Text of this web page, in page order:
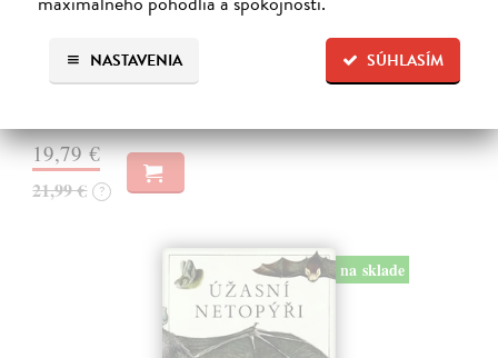
SÚHLASÍM
NASTAVENIA
Bizarní hmyz vás zavede do světa, který je stejně podivuhodný jako
krásný – a často i znepokojivě cizí. Objevte tvory fantastických tvarů,
oslnivých barev i dokonalých klamů, kteří přežívají díky strategiím…
Predpredaj, vychádza 18.8.2026, zasielame do 12 dní od
19,79 €
21,99 € ?
na sklade